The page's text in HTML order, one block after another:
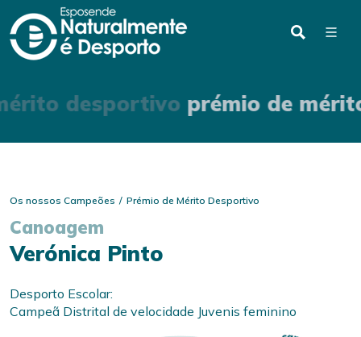
desportivo prémio de
Os nossos Campeões Prémio de Mérito Desportivo
Canoagem
Verónica Pinto
Desporto Escolar:
Campeã Distrital de velocidade Juvenis feminino